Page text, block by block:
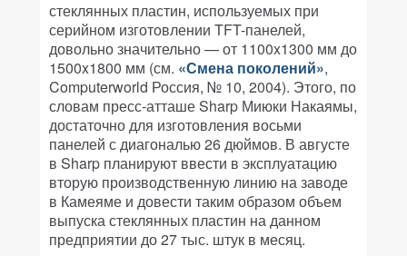
стеклянных пластин, используемых при
серийном изготовлении TFT-панелей,
довольно значительно — от 1100x1300 мм до
1500x1800 мм (см. «Смена поколений»,
Computerworld Россия, № 10, 2004). Этого, по
словам пресс-атташе Sharp Миюки Накаямы,
достаточно для изготовления восьми
панелей с диагональю 26 дюймов. В августе
в Sharp планируют ввести в эксплуатацию
вторую производственную линию на заводе
в Камеяме и довести таким образом объем
выпуска стеклянных пластин на данном
предприятии до 27 тыс. штук в месяц.